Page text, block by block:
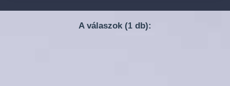
A válaszok (1 db):